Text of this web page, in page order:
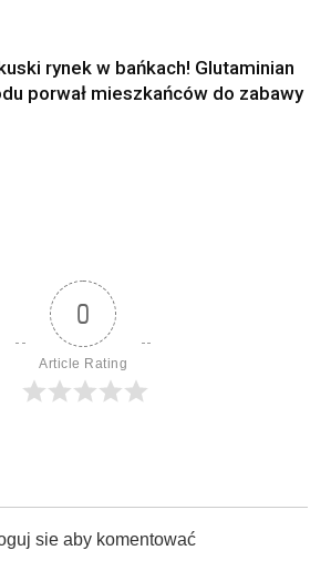
rynek w bańkach! Glutaminian
porwał mieszkańców do zabawy
0
Article Rating
sie aby komentować